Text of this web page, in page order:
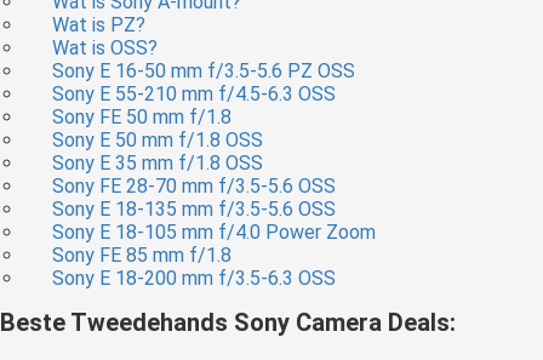
Wat is PZ?
Wat is OSS?
Sony E 16-50 mm f/3.5-5.6 PZ OSS
Sony E 55-210 mm f/4.5-6.3 OSS
Sony FE 50 mm f/1.8
Sony E 50 mm f/1.8 OSS
Sony E 35 mm f/1.8 OSS
Sony FE 28-70 mm f/3.5-5.6 OSS
Sony E 18-135 mm f/3.5-5.6 OSS
Sony E 18-105 mm f/4.0 Power Zoom
Sony FE 85 mm f/1.8
Sony E 18-200 mm f/3.5-6.3 OSS
Beste Tweedehands Sony Camera Deals: